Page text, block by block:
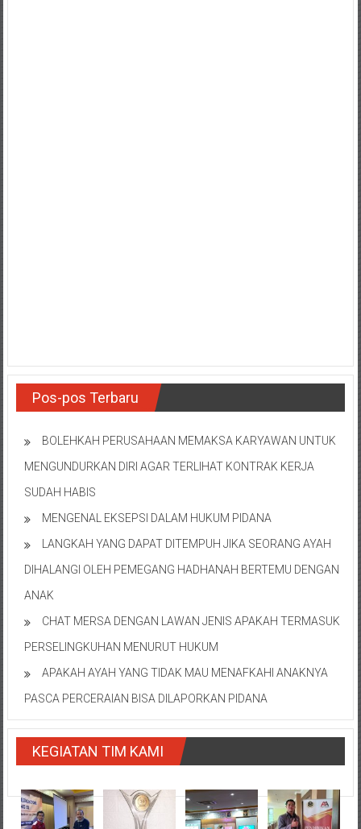
Pos-pos Terbaru
BOLEHKAH PERUSAHAAN MEMAKSA KARYAWAN UNTUK
MENGUNDURKAN DIRI AGAR TERLIHAT KONTRAK KERJA
SUDAH HABIS
MENGENAL EKSEPSI DALAM HUKUM PIDANA
LANGKAH YANG DAPAT DITEMPUH JIKA SEORANG AYAH
DIHALANGI OLEH PEMEGANG HADHANAH BERTEMU DENGAN
ANAK
CHAT MERSA DENGAN LAWAN JENIS APAKAH TERMASUK
PERSELINGKUHAN MENURUT HUKUM
APAKAH AYAH YANG TIDAK MAU MENAFKAHI ANAKNYA
PASCA PERCERAIAN BISA DILAPORKAN PIDANA
KEGIATAN TIM KAMI